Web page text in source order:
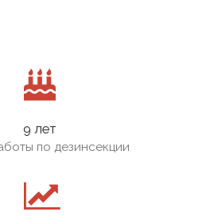
9 лет
по дезинсекции